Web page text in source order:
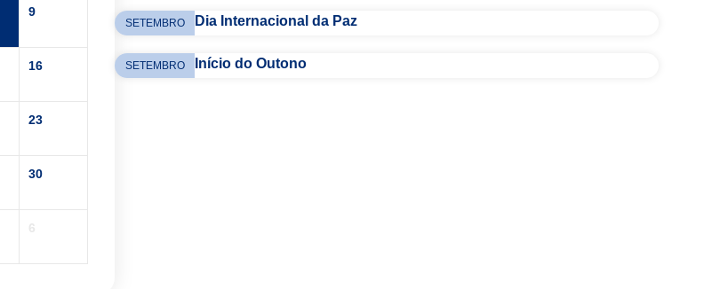
9
16
23
30
SETEMBRO Dia Internacional da Paz
SETEMBRO Início do Outono